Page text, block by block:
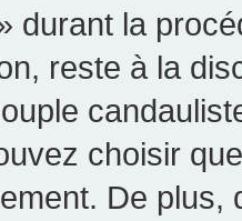
durant la
reste à la
choisir
De